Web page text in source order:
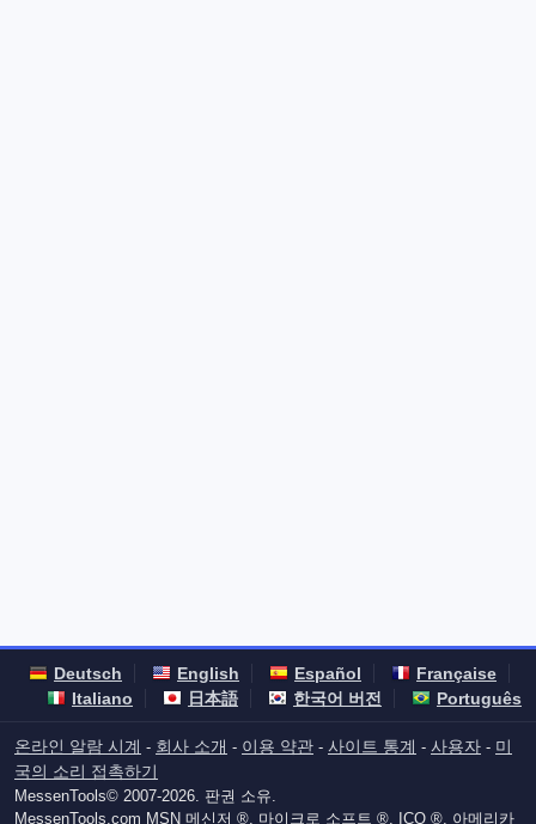
Deutsch English Español
Française
Italiano
日本語 한국어 버전 Português
온라인 알람 시계 - 회사 소개 - 이용 약관 - 사이트 통계 - 사용자 - 미
국의 소리 접촉하기
MessenTools© 2007-2026. 판권 소유.
MessenTools.com MSN 메신저 ®, 마이크로 소프트 ®, ICQ ®, 아메리카